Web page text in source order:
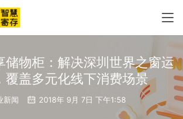
储物柜：解决深圳世界之窗运
覆盖多元化线下消费场景
新闻 2018年 9月 7日 下午1:58